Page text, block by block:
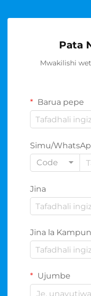
Pata
Mwakilishi
Barua pepe
Simu/
Code
Jina
Jina la
Ujumbe